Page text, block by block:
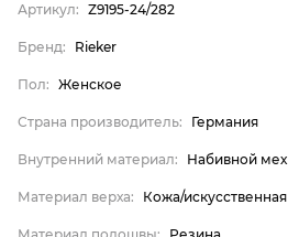
Бренд
Пол
Страна производитель
Артикул: Z9195-24/282
Бренд: Rieker
Пол: Женское
Страна производитель: Германия
Внутренний материал: Набивной мех
Материал верха: Кожа/